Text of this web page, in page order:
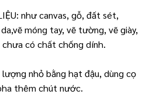
như canvas, gỗ, đất sét,
móng tay, vẽ tường, vẽ giày,
có chất chống dính.
nhỏ bằng hạt đậu, dùng cọ
thêm chút nước.